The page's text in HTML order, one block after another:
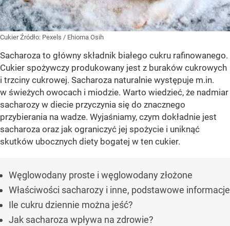
CukierŹródło: Pexels / Ehioma Osih
Sacharoza to główny składnik białego cukru rafinowanego.
Cukier spożywczy produkowany jest z buraków cukrowych
i trzciny cukrowej. Sacharoza naturalnie występuje m.in.
w świeżych owocach i miodzie. Warto wiedzieć, że nadmiar
sacharozy w diecie przyczynia się do znacznego
przybierania na wadze. Wyjaśniamy, czym dokładnie jest
sacharoza oraz jak ograniczyć jej spożycie i uniknąć
skutków ubocznych diety bogatej w ten cukier.
Węglowodany proste i węglowodany złożone
Właściwości sacharozy i inne, podstawowe informacje
Ile cukru dziennie można jeść?
Jak sacharoza wpływa na zdrowie?